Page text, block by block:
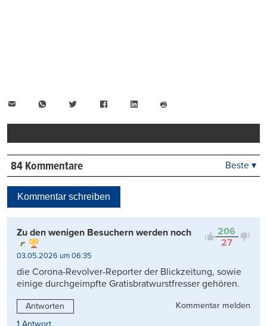
WhatsAppTwitter FacebookLinkedIn
drucken
84 Kommentare
Kontrovers
Beste ▾
Kommentar schreiben
206
27
Zu den wenigen Besuchern werden noch
03.05.2026 um 06:35
die Corona-Revolver-Reporter der Blickzeitung, sowie
einige durchgeimpfte Gratisbratwurstfresser gehören.
Antworten
Kommentar melden
1 Antwort